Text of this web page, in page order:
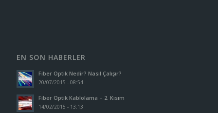
EN SON HABERLER
Fiber Optik Nedir? Nasıl Çalışır?
20/07/2015 - 08:54
Fiber Optik Kablolama – 2. Kısım
14/02/2015 - 13:13